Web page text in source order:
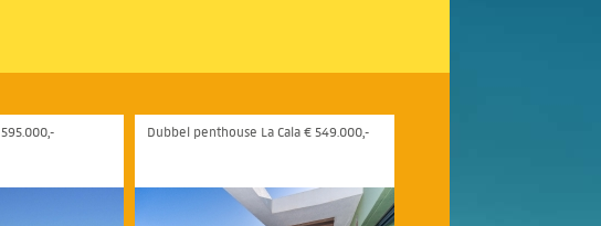
Dubbel penthouse La Cala € 549.000,-